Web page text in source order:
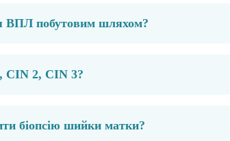
ВПЛ побутовим шляхом?
CIN 2, CIN 3?
біопсію шийки матки?